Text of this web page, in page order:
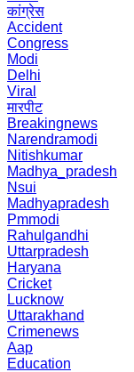
कांग्रेस
Accident
Congress
Modi
Delhi
Viral
मारपीट
Breakingnews
Narendramodi
Nitishkumar
Madhya_pradesh
Nsui
Madhyapradesh
Pmmodi
Rahulgandhi
Uttarpradesh
Haryana
Cricket
Lucknow
Uttarakhand
Crimenews
Aap
Education